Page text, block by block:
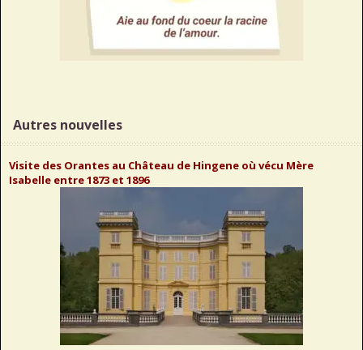
Autres nouvelles
Visite des Orantes au Château de Hingene où vécu Mère
Isabelle entre 1873 et 1896